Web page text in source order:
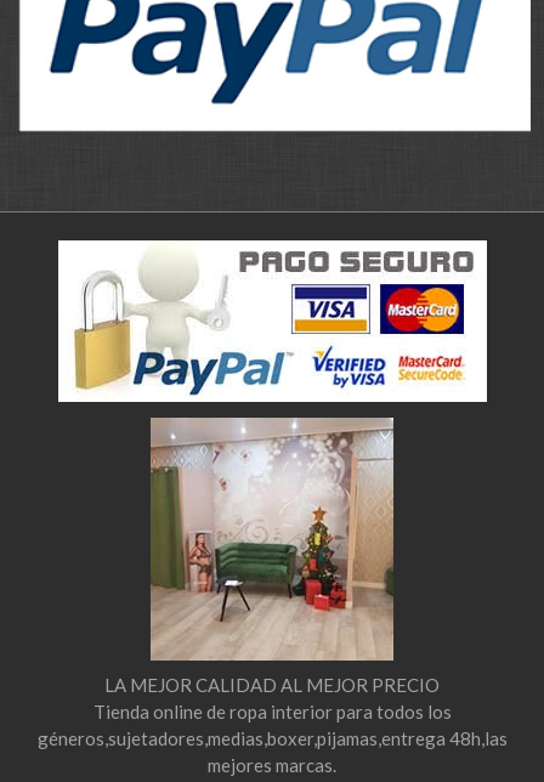
LA MEJOR CALIDAD AL MEJOR PRECIO
Tienda online de ropa interior para todos los
géneros,sujetadores,medias,boxer,pijamas,entrega 48h,las
mejores marcas.